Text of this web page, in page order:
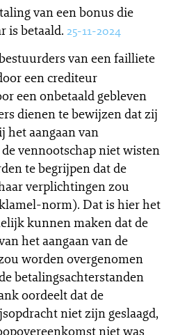
van een bonus die
is betaald. 25-11-2024
van een failliete
een crediteur
een onbetaald gebleven
dienen te bewijzen dat zij
het aangaan van
vennootschap niet wisten
te begrijpen dat de
verplichtingen zou
norm). Dat is hier het
kunnen maken dat de
het aangaan van de
worden overgenomen
betalingsachterstanden
oordeelt dat de
niet zijn geslaagd,
niet was